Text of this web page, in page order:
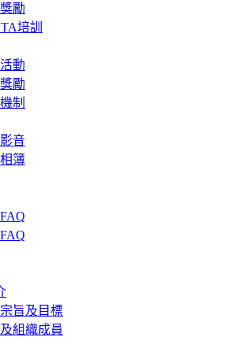
勵
培訓
動
勵
制
音
簿
旨及目標
組織成員